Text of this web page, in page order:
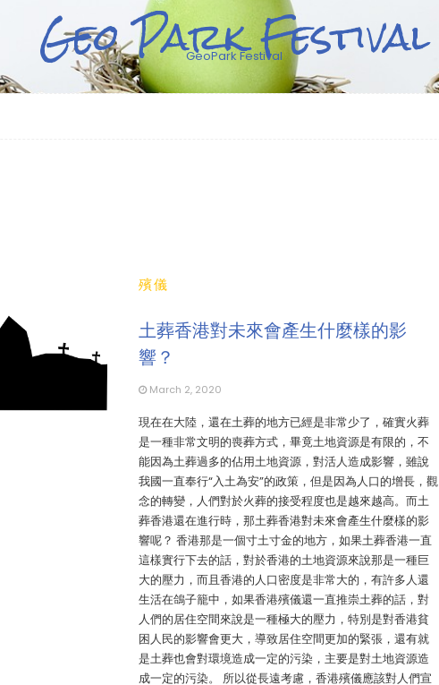
Geo Park Festival
GeoPark Festival
殯儀
土葬香港對未來會產生什麼樣的影
響？
March 2, 2020
現在在大陸，還在土葬的地方已經是非常少了，確實火葬
是一種非常文明的喪葬方式，畢竟土地資源是有限的，不
能因為土葬過多的佔用土地資源，對活人造成影響，雖說
我國一直奉行“入土為安”的政策，但是因為人口的增長，觀
念的轉變，人們對於火葬的接受程度也是越來越高。而土
葬香港還在進行時，那土葬香港對未來會產生什麼樣的影
響呢？ 香港那是一個寸土寸金的地方，如果土葬香港一直
這樣實行下去的話，對於香港的土地資源來說那是一種巨
大的壓力，而且香港的人口密度是非常大的，有許多人還
生活在鴿子籠中，如果香港殯儀還一直推崇土葬的話，對
人們的居住空間來說是一種極大的壓力，特別是對香港貧
困人民的影響會更大，導致居住空間更加的緊張，還有就
是土葬也會對環境造成一定的污染，主要是對土地資源造
成一定的污染。 所以從長遠考慮，香港殯儀應該對人們宣